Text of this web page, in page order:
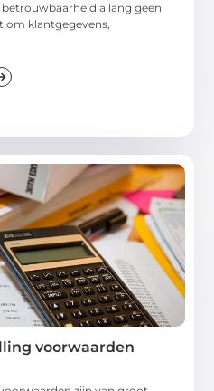
allang geen
om klantgegevens,
voorwaarden